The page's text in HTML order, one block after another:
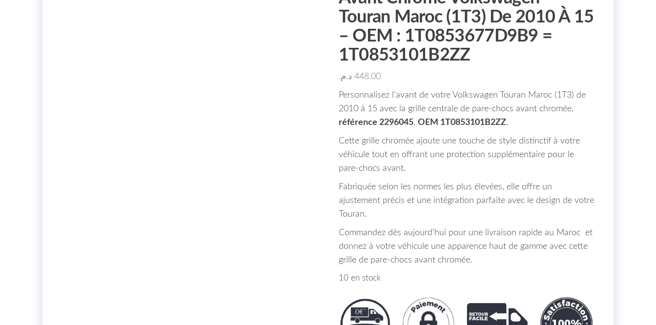
Touran Maroc (1T3) De 2010 À 15
– OEM : 1T0853677D9B9 =
1T0853101B2ZZ
448.00 د.م.
Personnalisez l’avant de votre Volkswagen Touran Maroc (1T3) de
2010 à 15 avec la grille centrale de pare-chocs avant chromée,
référence 2296045, OEM 1T0853101B2ZZ.
Cette grille chromée ajoute une touche de style distinctif à votre
véhicule tout en offrant une protection supplémentaire pour le
pare-chocs avant.
Fabriquée selon les normes les plus élevées, elle offre un
ajustement précis et une intégration parfaite avec le design de votre
Touran.
Commandez dès aujourd’hui pour une livraison rapide au Maroc et
donnez à votre véhicule une apparence haut de gamme avec cette
grille de pare-chocs avant chromée.
10 en stock